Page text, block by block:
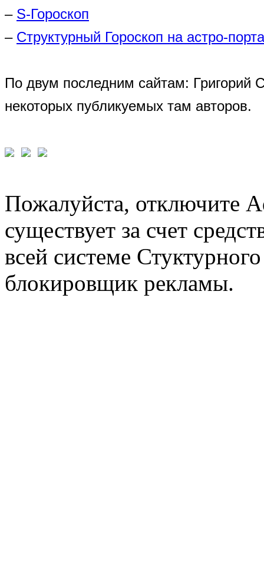
– S-Гороскоп
– Структурный Гороскоп на астро-
По двум последним сайтам: Григорий
некоторых публикуемых там авторов.
Пожалуйста, отключите
существует за счет
всей системе
блокировщик рекламы.